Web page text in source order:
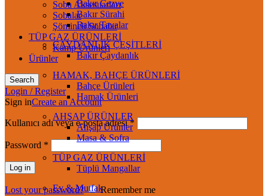
Soba Aksesuarları
Sobalar
Şömineli Sobalar
TÜP GAZ ÜRÜNLERİ
Kamp Ürünleri
Ürünler
Search
Login / Register
Sign inCreate an Account
Kullanıcı adı veya e-posta adresi*
Password *
Log in
Lost your password?
Remember me
Bakır Cezve
Bakır Sürahi
Bakır Tavalar
ÇAYDANLIK ÇEŞİTLERİ
Bakır Çaydanlık
HAMAK, BAHÇE ÜRÜNLERİ
Bahçe Ürünleri
Hamak Ürünleri
AHŞAP ÜRÜNLER
Ahşap Ürünler
Masa & Sofra
TÜP GAZ ÜRÜNLERİ
Tüplü Mangallar
Ev & Mutfak